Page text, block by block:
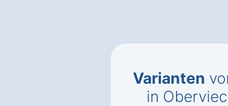
Varianten
in